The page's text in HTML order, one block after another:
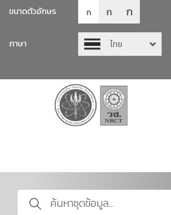
ขนาดตัวอักษร ก ก ก
ภาษา
ไทย